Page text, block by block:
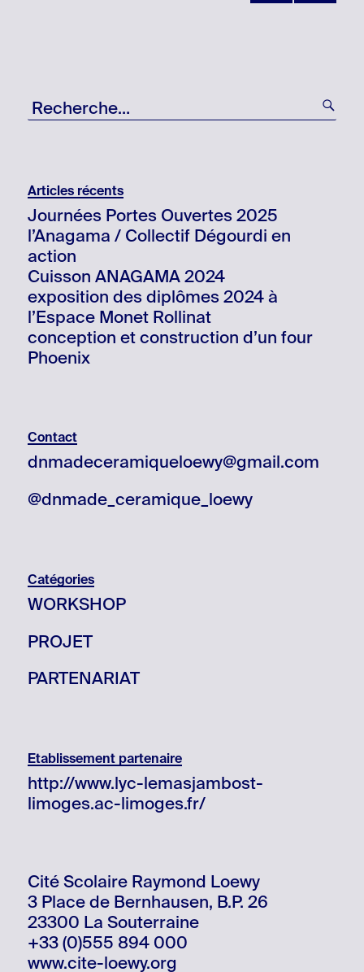
Recherche
pour
Articles récents
Journées Portes Ouvertes 2025
l’Anagama / Collectif Dégourdi en
action
Cuisson ANAGAMA 2024
exposition des diplômes 2024 à
l’Espace Monet Rollinat
conception et construction d’un four
Phoenix
Contact
dnmadeceramiqueloewy@gmail.com
@dnmade_ceramique_loewy
Catégories
WORKSHOP
PROJET
PARTENARIAT
Etablissement partenaire
http://www.lyc-lemasjambost-
limoges.ac-limoges.fr/
Cité Scolaire Raymond Loewy
3 Place de Bernhausen, B.P. 26
23300 La Souterraine
+33 (0)555 894 000
www.cite-loewy.org